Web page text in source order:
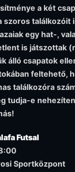
a két
szoros találkozóit
egy hat-,
is játszottak
álló csapatok
feltehető,
találkozóra
tudja-e
Futsal
Sportközpont